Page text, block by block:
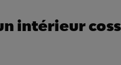
intérieur